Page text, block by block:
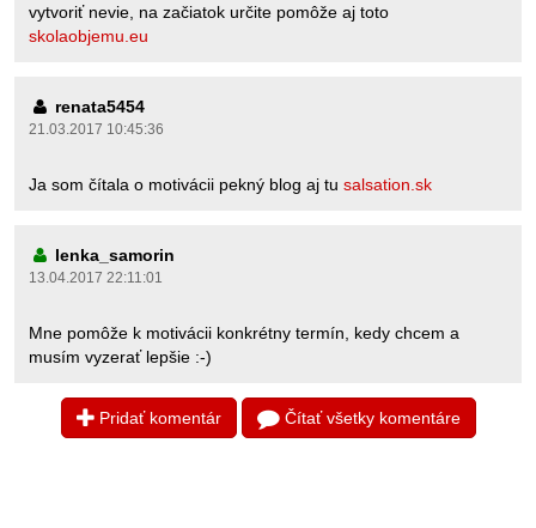
vytvoriť nevie, na začiatok určite pomôže aj toto
skolaobjemu.eu
renata5454
21.03.2017 10:45:36
Ja som čítala o motivácii pekný blog aj tu salsation.sk
lenka_samorin
13.04.2017 22:11:01
Mne pomôže k motivácii konkrétny termín, kedy chcem a
musím vyzerať lepšie :-)
Pridať komentár Čítať všetky komentáre